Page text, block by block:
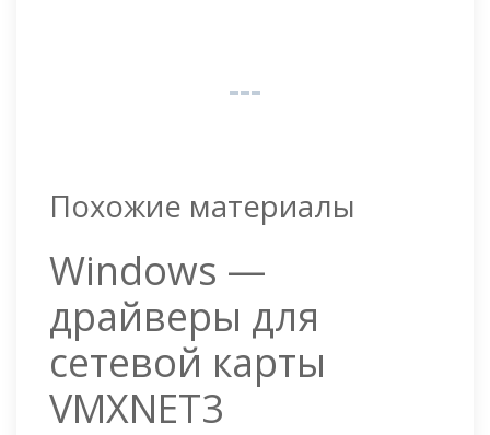
Похожие материалы
Windows —
драйверы для
сетевой карты
VMXNET3